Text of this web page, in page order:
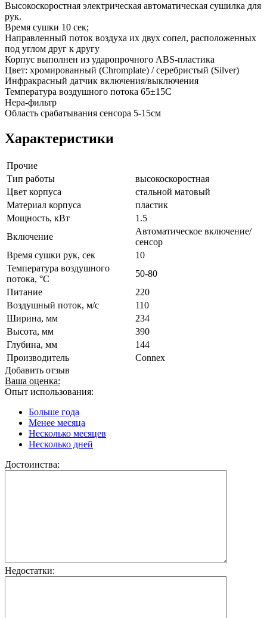
Высокоскоростная электрическая автоматическая сушилка для
рук.
Время сушки 10 сек;
Направленный поток воздуха их двух сопел, расположенных
под углом друг к другу
Корпус выполнен из ударопрочного ABS-пластика
Цвет: хромированный (Chromplate) / серебристый (Silver)
Инфракрасный датчик включения/выключения
Температура воздушного потока 65±15С
Hepa-фильтр
Область срабатывания сенсора 5-15см
Характеристики
Прочие
Тип работы
высокоскоростная
Цвет корпуса
стальной матовый
Материал корпуса
пластик
Мощность, кВт
1.5
Включение
Автоматическое включение/
сенсор
Время сушки рук, сек
10
Температура воздушного
потока, °С
50-80
Питание
220
Воздушный поток, м/с
110
Ширина, мм
234
Высота, мм
390
Глубина, мм
144
Производитель
Connex
Добавить отзыв
Ваша оценка:
Опыт использования:
Больше года
Менее месяца
Несколько месяцев
Несколько дней
Достоинства:
Недостатки: